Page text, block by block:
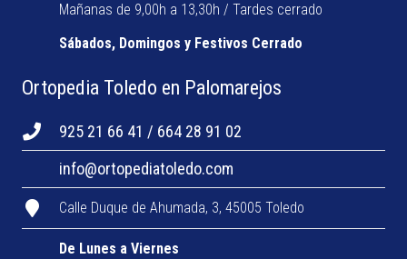
Mañanas de 9,00h a 13,30h / Tardes cerrado
Sábados, Domingos y Festivos Cerrado
Ortopedia Toledo en Palomarejos
925 21 66 41 / 664 28 91 02
info@ortopediatoledo.com
Calle Duque de Ahumada, 3, 45005 Toledo
De Lunes a Viernes